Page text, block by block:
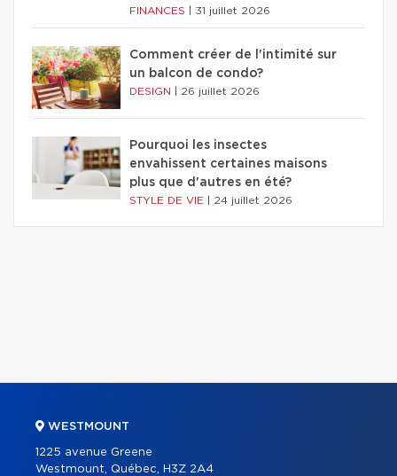
FINANCES 31 juillet 2026
Comment créer de l'intimité sur
un balcon de condo?
DESIGN 26 juillet 2026
Pourquoi les insectes
envahissent certaines maisons
plus que d'autres en été?
STYLE DE VIE 24 juillet 2026
WESTMOUNT
1225 avenue Greene
Westmount, Québec, H3Z 2A4